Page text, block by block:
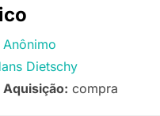
Anônimo
Dietschy
Aquisição: compra